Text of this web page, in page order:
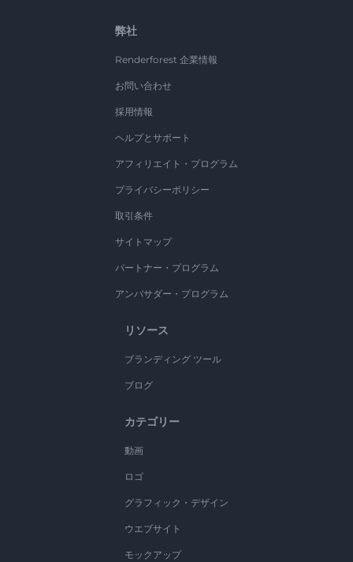
弊社
Renderforest 企業情報
お問い合わせ
採用情報
ヘルプとサポート
アフィリエイト・プログラム
プライバシーポリシー
取引条件
サイトマップ
パートナー・プログラム
アンバサダー・プログラム
リソース
ブランディング ツール
ブログ
カテゴリー
動画
ロゴ
グラフィック・デザイン
ウエブサイト
モックアップ